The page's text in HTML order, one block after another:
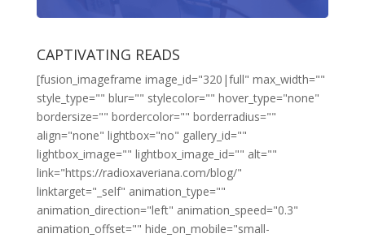
CAPTIVATING READS
[fusion_imageframe image_id="320|full" max_width=""
style_type="" blur="" stylecolor="" hover_type="none"
bordersize="" bordercolor="" borderradius=""
align="none" lightbox="no" gallery_id=""
lightbox_image="" lightbox_image_id="" alt=""
link="https://radioxaveriana.com/blog/"
linktarget="_self" animation_type=""
animation_direction="left" animation_speed="0.3"
animation_offset="" hide_on_mobile="small-